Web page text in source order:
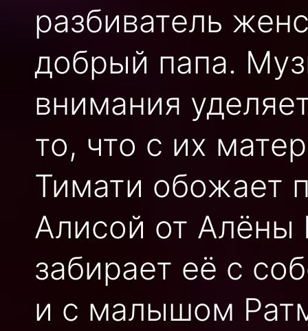
разбиватель
добрый папа.
внимания
то, что с их
Тимати обожает
Алисой от Алёны
забирает её с
и с малышом